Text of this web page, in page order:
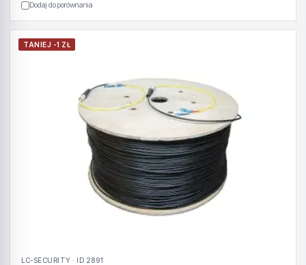
Dodaj do porównania
TANIEJ -1 ZŁ
LC-SECURITY · ID 2891